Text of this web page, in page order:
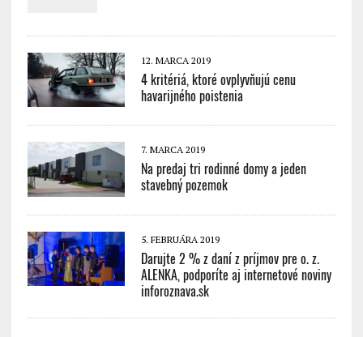
12. MARCA 2019
4 kritériá, ktoré ovplyvňujú cenu
havarijného poistenia
7. MARCA 2019
Na predaj tri rodinné domy a jeden
stavebný pozemok
5. FEBRUÁRA 2019
Darujte 2 % z daní z príjmov pre o. z.
ALENKA, podporíte aj internetové noviny
inforoznava.sk